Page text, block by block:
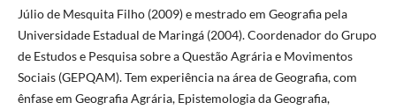
Júlio de Mesquita Filho (2009) e mestrado em Geografia pela
Universidade Estadual de Maringá (2004). Coordenador do Grupo
de Estudos e Pesquisa sobre a Questão Agrária e Movimentos
Sociais (GEPQAM). Tem experiência na área de Geografia, com
ênfase em Geografia Agrária, Epistemologia da Geografia,